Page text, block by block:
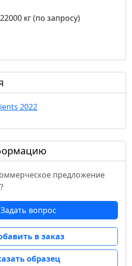
кг (по запросу)
2022
предложение
вопрос
в заказ
образец